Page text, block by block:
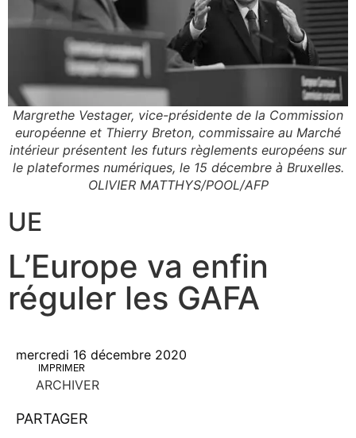
Margrethe Vestager, vice-présidente de la Commission
européenne et Thierry Breton, commissaire au Marché
intérieur présentent les futurs règlements européens sur
le plateformes numériques, le 15 décembre à Bruxelles.
OLIVIER MATTHYS/POOL/AFP
UE
L’Europe va enfin
réguler les GAFA
mercredi 16 décembre 2020
IMPRIMER
ARCHIVER
PARTAGER